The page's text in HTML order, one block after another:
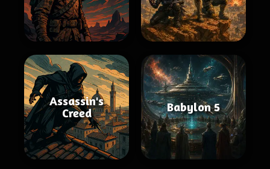
Assassin's
Creed
Babylon 5